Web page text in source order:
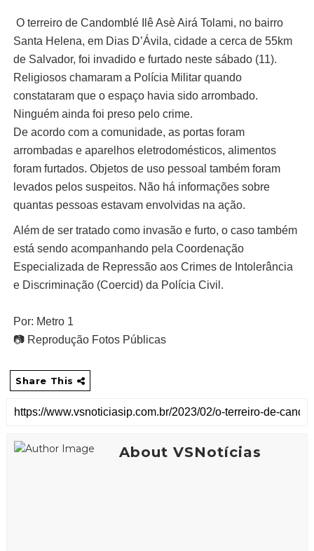
O terreiro de Candomblé Ilê Asè Airá Tolami, no bairro
Santa Helena, em Dias D’Ávila, cidade a cerca de 55km
de Salvador, foi invadido e furtado neste sábado (11).
Religiosos chamaram a Polícia Militar quando
constataram que o espaço havia sido arrombado.
Ninguém ainda foi preso pelo crime.
De acordo com a comunidade, as portas foram
arrombadas e aparelhos eletrodomésticos, alimentos
foram furtados. Objetos de uso pessoal também foram
levados pelos suspeitos. Não há informações sobre
quantas pessoas estavam envolvidas na ação.
Além de ser tratado como invasão e furto, o caso também
está sendo acompanhando pela Coordenação
Especializada de Repressão aos Crimes de Intolerância
e Discriminação (Coercid) da Polícia Civil.
Por: Metro 1
📷 Reprodução Fotos Públicas
Share This
About VSNotícias